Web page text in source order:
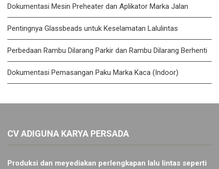
Dokumentasi Mesin Preheater dan Aplikator Marka Jalan
Pentingnya Glassbeads untuk Keselamatan Lalulintas
Perbedaan Rambu Dilarang Parkir dan Rambu Dilarang Berhenti
Dokumentasi Pemasangan Paku Marka Kaca (Indoor)
CV ADIGUNA KARYA PERSADA
Produksi dan meyediakan perlengkapan lalu lintas seperti